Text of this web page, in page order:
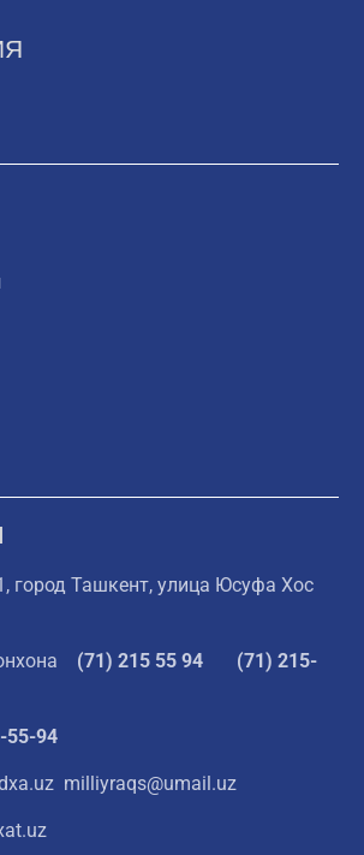
город Ташкент, улица Юсуфа Хос
(71) 215 55 94
(71) 215-
55-94
milliyraqs@umail.uz